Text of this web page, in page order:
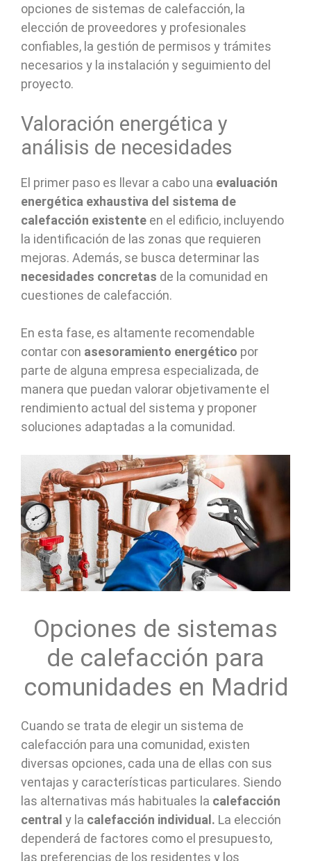
opciones de sistemas de calefacción, la
elección de proveedores y profesionales
confiables, la gestión de permisos y trámites
necesarios y la instalación y seguimiento del
proyecto.
Valoración energética y
análisis de necesidades
El primer paso es llevar a cabo una evaluación
energética exhaustiva del sistema de
calefacción existente en el edificio, incluyendo
la identificación de las zonas que requieren
mejoras. Además, se busca determinar las
necesidades concretas de la comunidad en
cuestiones de calefacción.
En esta fase, es altamente recomendable
contar con asesoramiento energético por
parte de alguna empresa especializada, de
manera que puedan valorar objetivamente el
rendimiento actual del sistema y proponer
soluciones adaptadas a la comunidad.
Opciones de sistemas
de calefacción para
comunidades en Madrid
Cuando se trata de elegir un sistema de
calefacción para una comunidad, existen
diversas opciones, cada una de ellas con sus
ventajas y características particulares. Siendo
las alternativas más habituales la calefacción
central y la calefacción individual . La elección
dependerá de factores como el presupuesto,
las preferencias de los residentes y los